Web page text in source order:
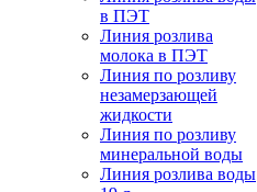
в ПЭТ
Линия розлива
молока в ПЭТ
Линия по розливу
незамерзающей
жидкости
Линия по розливу
минеральной воды
Линия розлива воды